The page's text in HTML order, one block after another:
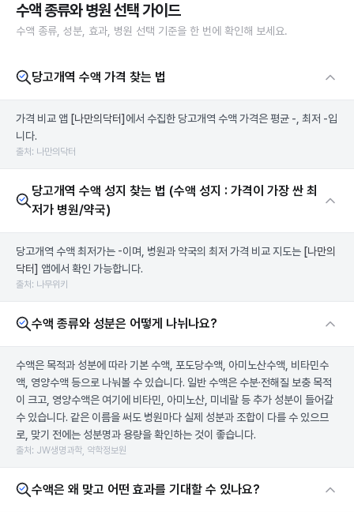
수액 종류와 병원 선택 가이드
수액 종류, 성분, 효과, 병원 선택 기준을 한 번에 확인해 보세요.
당고개역 수액 가격 찾는 법
가격 비교 앱 [나만의닥터] 에서 수집한 당고개역 수액 가격은 평균 -, 최저 -입
니다.
출처: 나만의닥터
당고개역 수액 성지 찾는 법 (수액 성지 : 가격이 가장 싼 최
저가 병원/약국)
당고개역 수액 최저가는 -이며, 병원과 약국의 최저 가격 비교 지도는 [나만의
닥터] 앱에서 확인 가능합니다.
출처: 나무위키
수액 종류와 성분은 어떻게 나뉘나요?
수액은 목적과 성분에 따라 기본 수액, 포도당수액, 아미노산수액, 비타민수
액, 영양수액 등으로 나눠볼 수 있습니다. 일반 수액은 수분·전해질 보충 목적
이 크고, 영양수액은 여기에 비타민, 아미노산, 미네랄 등 추가 성분이 들어갈
수 있습니다. 같은 이름을 써도 병원마다 실제 성분과 조합이 다를 수 있으므
로, 맞기 전에는 성분명과 용량을 확인하는 것이 좋습니다.
출처: JW생명과학, 약학정보원
수액은 왜 맞고 어떤 효과를 기대할 수 있나요?